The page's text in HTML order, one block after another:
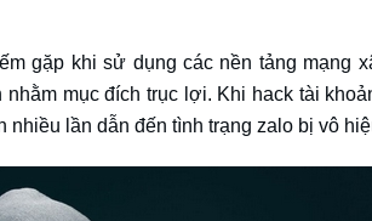
gặp khi sử dụng các nền tảng mạng
mục đích trục lợi. Khi hack tài
lần dẫn đến tình trạng zalo bị vô